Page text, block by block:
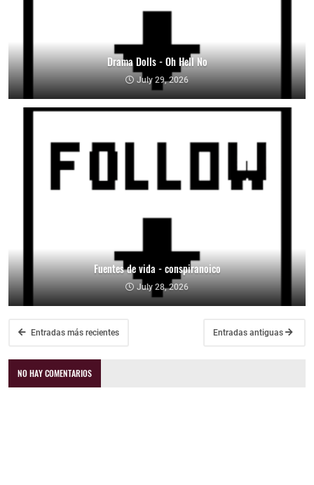
Drama Dolls - Oh Hell No
July 29, 2026
Fuentes de vida - conspiranoico
July 28, 2026
Entradas más recientes Entradas antiguas
NO HAY COMENTARIOS